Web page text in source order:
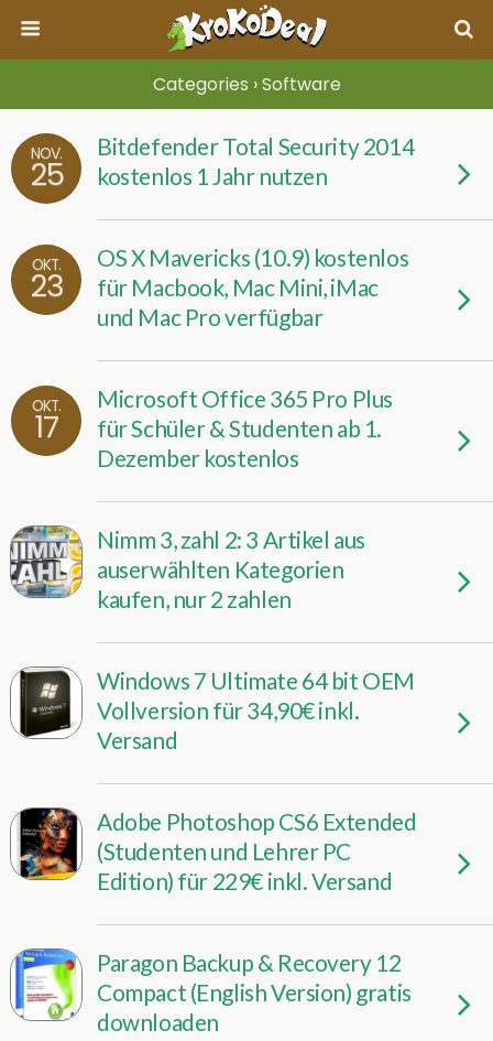
Categories ›Software
NOV.
25
Bitdefender Total Security 2014
kostenlos 1 Jahr nutzen
OKT.
23
OS X Mavericks (10.9) kostenlos
für Macbook, Mac Mini, iMac
und Mac Pro verfügbar
OKT.
17
Microsoft Office 365 Pro Plus
für Schüler & Studenten ab 1.
Dezember kostenlos
Nimm 3, zahl 2: 3 Artikel aus
auserwählten Kategorien
kaufen, nur 2 zahlen
Windows 7 Ultimate 64 bit OEM
Vollversion für 34,90€ inkl.
Versand
Adobe Photoshop CS6 Extended
(Studenten und Lehrer PC
Edition) für 229€ inkl. Versand
Paragon Backup & Recovery 12
Compact (English Version) gratis
downloaden